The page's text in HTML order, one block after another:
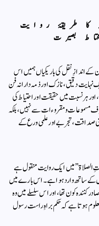
طریقۂ روایت
بصیرت
کے اندازِ نقل کی باریکیاں ہمیں اس
دقیق، نازک اور ذمہ دارانہ فن
ہر نسبت میں حقیقت اور احتیاط کی
مسموعات ومقروءات سے نہیں، بلکہ
صداقت، تجربے اور علمی ورع کے
الصلاة” میں ایک روایت منقول ہے
کے ساتھ وارد ہوا ہے۔ اس بارے میں
کنندہ کون تھا، اور اس سلسلے میں وہ
ہوتا ہے کہ حکم براہِ راست رسول